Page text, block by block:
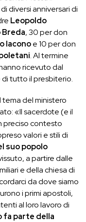
diversi anniversari di
Leopoldo
Breda, 30 per don
Iaconoe 10 per don
. Al termine
ricevuto dal
tutto il presbiterio.
tema del ministero
«Il sacerdote (e il
preciso contesto
valori e stili di
suo popolo
a partire dalle
e della chiesa di
da dove siamo
i primi apostoli,
al loro lavoro di
fa parte della